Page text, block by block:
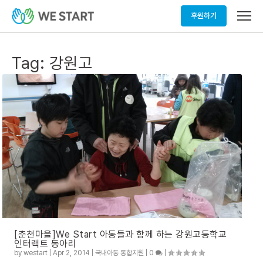
후원하기
메
열
Tag: 강원고
[춘천마을]We Start 아동들과 함께 하는 강원고등학교
인터랙트 동아리
by westart Apr 2, 2014 국내아동 통합지원 0